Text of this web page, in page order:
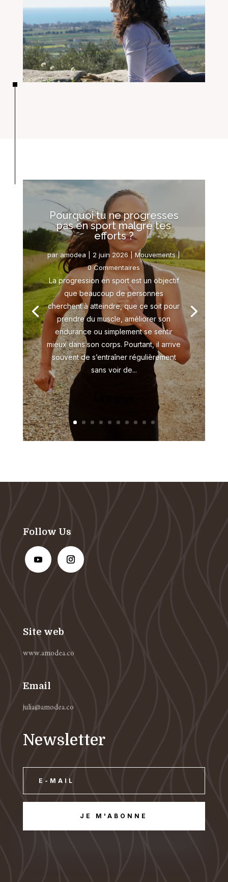
Pourquoi tu ne progresses
pas en sport malgré tes
efforts ?
paramodea 2 juin 2026 |Mouvements|
0 Commentaires
La progression en sport est un objectif
que beaucoup de personnes
cherchent à atteindre, que ce soit pour
prendre du muscle, améliorer son
endurance ou simplement se sentir
mieux dans son corps. Pourtant, il arrive
souvent de s’entraîner régulièrement
sans voir de...
Follow Us
Site web
www.amodea.co
Email
julia@amodea.co
Newsletter
JE M'ABONNE